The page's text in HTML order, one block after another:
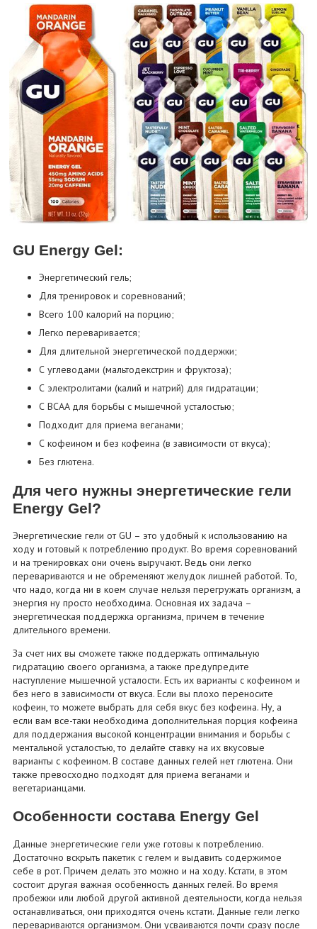
GU Energy Gel:
Энергетический гель;
Для тренировок и соревнований;
Всего 100 калорий на порцию;
Легко переваривается;
Для длительной энергетической поддержки;
С углеводами (мальтодекстрин и фруктоза);
С электролитами (калий и натрий) для гидратации;
С BCAA для борьбы с мышечной усталостью;
Подходит для приема веганами;
С кофеином и без кофеина (в зависимости от вкуса);
Без глютена.
Для чего нужны энергетические гели
Energy Gel?
Энергетические гели от GU – это удобный к использованию на
ходу и готовый к потреблению продукт. Во время соревнований
и на тренировках они очень выручают. Ведь они легко
перевариваются и не обременяют желудок лишней работой. То,
что надо, когда ни в коем случае нельзя перегружать организм, а
энергия ну просто необходима. Основная их задача –
энергетическая поддержка организма, причем в течение
длительного времени.
За счет них вы сможете также поддержать оптимальную
гидратацию своего организма, а также предупредите
наступление мышечной усталости. Есть их варианты с кофеином и
без него в зависимости от вкуса. Если вы плохо переносите
кофеин, то можете выбрать для себя вкус без кофеина. Ну, а
если вам все-таки необходима дополнительная порция кофеина
для поддержания высокой концентрации внимания и борьбы с
ментальной усталостью, то делайте ставку на их вкусовые
варианты с кофеином. В составе данных гелей нет глютена. Они
также превосходно подходят для приема веганами и
вегетарианцами.
Особенности состава Energy Gel
Данные энергетические гели уже готовы к потреблению.
Достаточно вскрыть пакетик с гелем и выдавить содержимое
себе в рот. Причем делать это можно и на ходу. Кстати, в этом
состоит другая важная особенность данных гелей. Во время
пробежки или любой другой активной деятельности, когда нельзя
останавливаться, они приходятся очень кстати. Данные гели легко
перевариваются организмом. Они усваиваются почти сразу после